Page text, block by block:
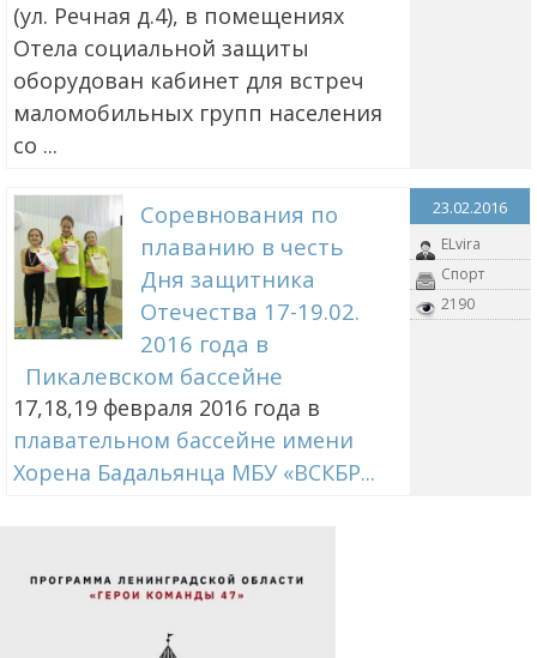
(ул. Речная д.4), в помещениях
Отела социальной защиты
оборудован кабинет для встреч
маломобильных групп населения
со ...
Соревнования по
плаванию в честь
Дня защитника
Отечества 17-19.02.
2016 года в
Пикалевском бассейне
17,18,19 февраля 2016 года в
плавательном бассейне имени
Хорена Бадальянца МБУ «ВСКБР...
23.02.2016
ELvira
Спорт
2190